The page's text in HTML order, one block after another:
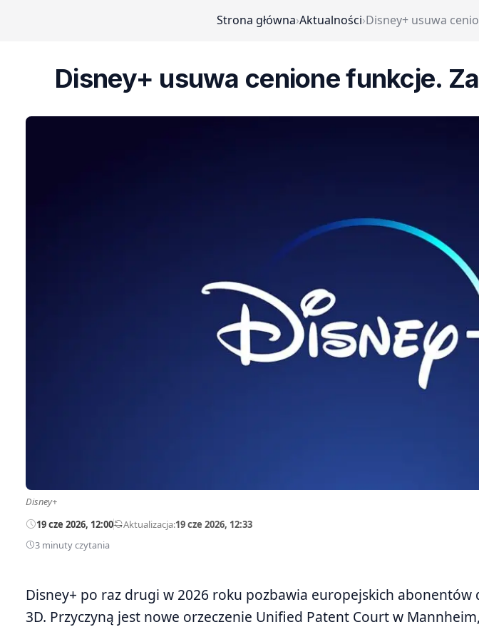
Strona główna›Aktualności›Disney+ usuwa
Disney+ usuwa cenione funkcje.
Disney+
19 cze 2026, 12:00—Aktualizacja:19 cze 2026, 12:33
3 minuty czytania
Disney+ po raz drugi w 2026 roku pozbawia europejskich
3D. Przyczyną jest nowe orzeczenie Unified Patent Court w